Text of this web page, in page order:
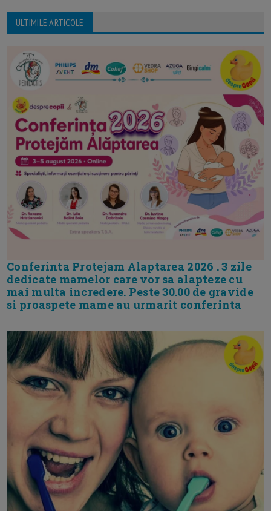
ULTIMILE ARTICOLE
Conferinta Protejam Alaptarea 2026 . 3 zile
dedicate mamelor care vor sa alapteze cu
mai multa incredere. Peste 30.00 de gravide
si proaspete mame au urmarit conferinta